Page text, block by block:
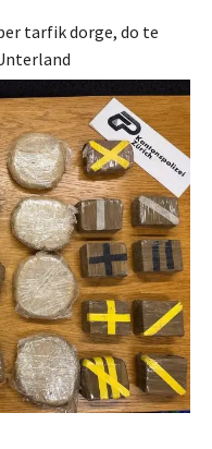
tarfik dorge, do te